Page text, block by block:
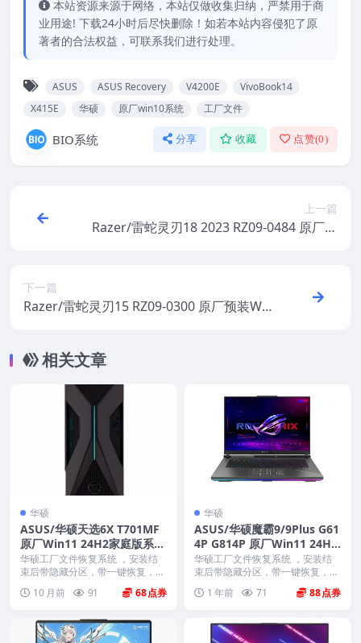
本站资源来源于网络，本站仅做收集归纳，严禁用于商
业用途! 下载24小时后尽快删除！如若本站内容侵犯了原
著者的合法权益，可联系我们进行处理。
ASUS ASUS Recovery V4200E
VivoBook14
X415E
华硕 原厂win10系统 工厂文件
BIO系统 分享 收藏 点赞(0)
上一篇
Razer/雷蛇灵刃18 2023 RZ09-0484 原厂预
下一篇
Razer/雷蛇灵刃15 RZ09-0300 原厂预装Win
相关文章
华硕
ASUS/华硕天选6X T701MF
原厂Win11 24H2家庭版系统
工厂文件 带ASUS Recovery
恢复
华硕工厂文件恢复系统 ，安装结
束后带隐藏分区，带一键恢复，以
10 月前 91 68
华硕
ASUS/华硕魔霸9/9Plus G61
4P G814P 原厂Win11 24H2
家庭版系统 工厂文件 带ASU
S Recovery恢复
华硕工厂文件恢复系统 ，安装结
束后带隐藏分区，带一键恢复，以
1 年前 71 88